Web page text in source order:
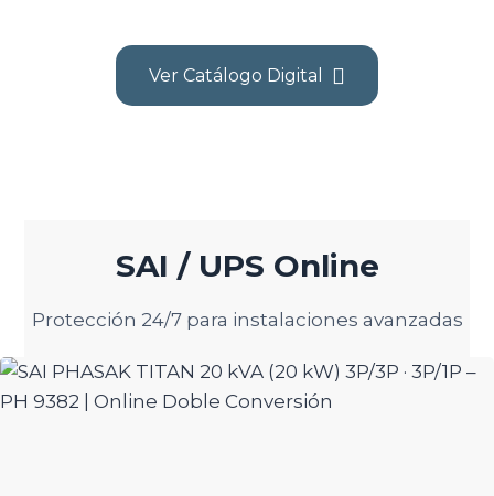
Ver Catálogo Digital
SAI / UPS Online
Protección 24/7 para instalaciones avanzadas